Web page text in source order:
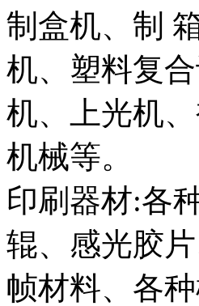
制盒机、制
机、塑料复
机、上光机
机械等。
印刷器材:各
辊、感光胶
帧材料、各